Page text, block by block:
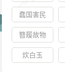
蠢国害民
簪履故物
炊白玉